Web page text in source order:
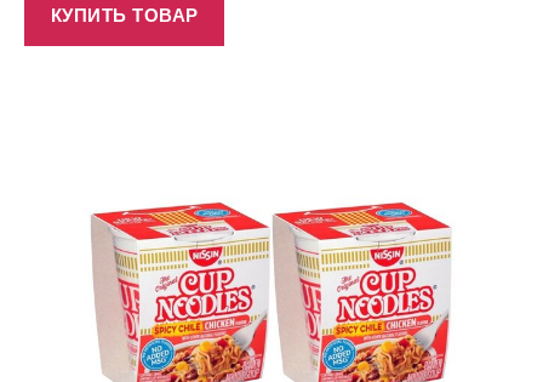
КУПИТЬ ТОВАР